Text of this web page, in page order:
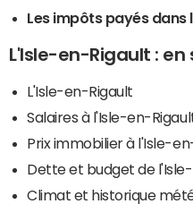
Les impôts payés dans
L'Isle-en-Rigault : en
L'Isle-en-Rigault
Salaires à l'Isle-en-
Prix immobilier à l'Isle-
Dette et budget de
Climat et historique